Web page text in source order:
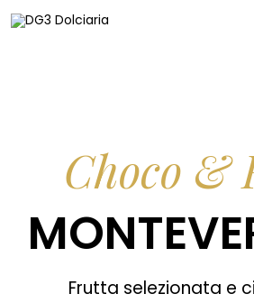
Choco &
Frutta selezionata e